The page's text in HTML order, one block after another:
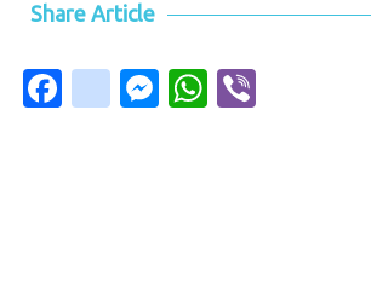
Share Article
Facebook
instagram
Messenger
WhatsApp